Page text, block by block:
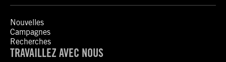
Nouvelles
Campagnes
Recherches
TRAVAILLEZ AVEC NOUS